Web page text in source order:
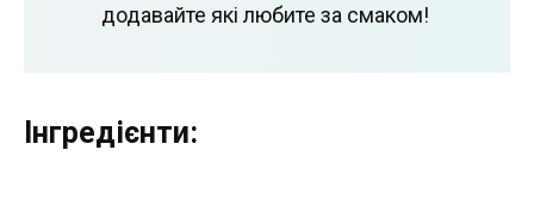
додавайте які любите за смаком!
Інгредієнти: